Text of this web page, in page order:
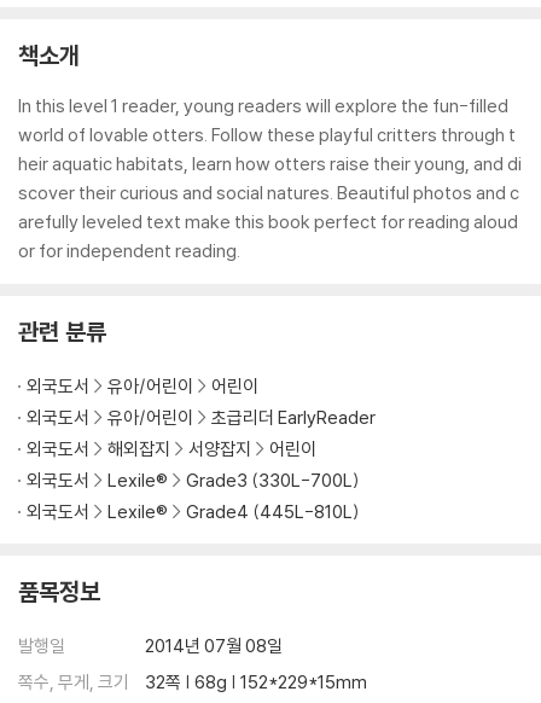
책소개
In this level 1 reader, young readers will explore the fun-filled
world of lovable otters. Follow these playful critters through t
heir aquatic habitats, learn how otters raise their young, and di
scover their curious and social natures. Beautiful photos and c
arefully leveled text make this book perfect for reading aloud
or for independent reading.
관련 분류
외국도서 유아/어린이
어린이
외국도서
유아/어린이
초급리더 EarlyReader
외국도서
해외잡지 서양잡지
어린이
외국도서
Lexile®
Grade3 (330L-700L)
외국도서
Lexile® Grade4 (445L-810L)
품목정보
발행일
2014년 07월 08일
쪽수, 무게, 크기
32쪽 | 68g | 152*229*15mm